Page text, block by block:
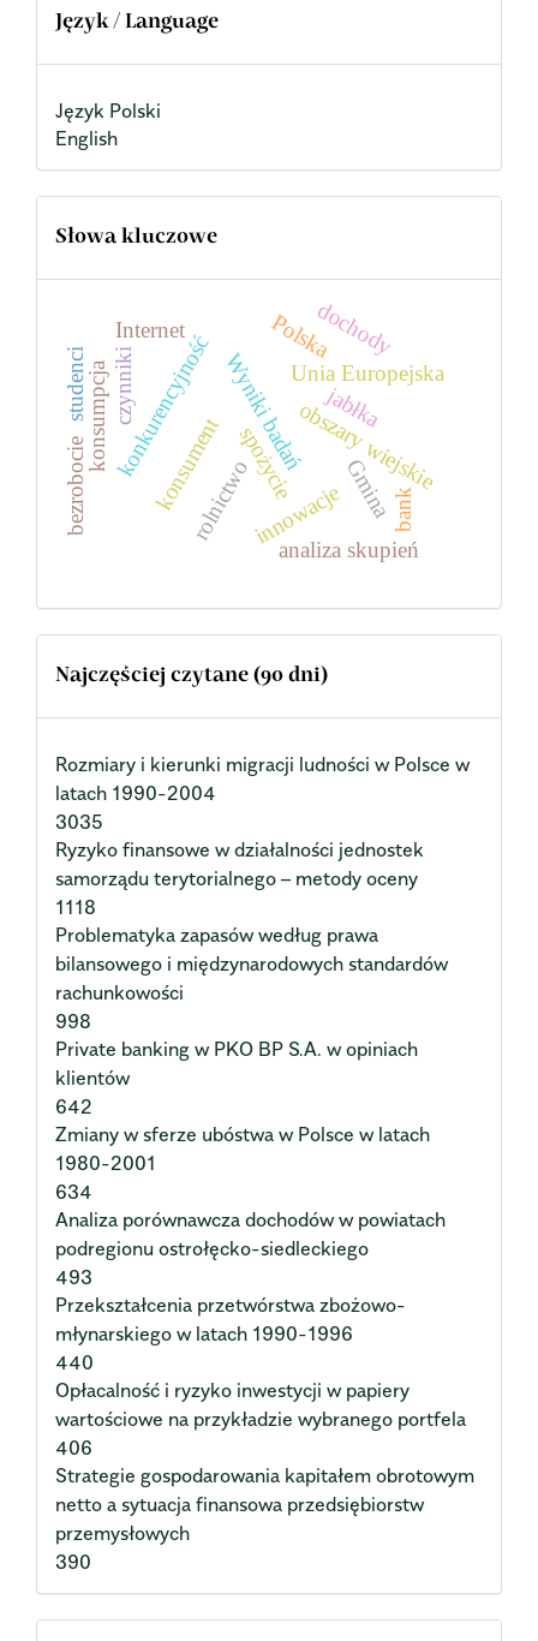
Język / Language
Język Polski
English
Słowa kluczowe
konsumentWyniki badań
konkurencyjność
innowacje
obszary wiejskie
spożycie
Unia Europejska
rolnictwo
Polska
konsumpcja
Gmina
czynniki
Internet
jabłka
dochody
analiza skupień
bezrobocie bank
studenci
Najczęściej czytane (90 dni)
Rozmiary i kierunki migracji ludności w Polsce w
latach 1990-2004
3035
Ryzyko finansowe w działalności jednostek
samorządu terytorialnego – metody oceny
1118
Problematyka zapasów według prawa
bilansowego i międzynarodowych standardów
rachunkowości
998
Private banking w PKO BP S.A. w opiniach
klientów
642
Zmiany w sferze ubóstwa w Polsce w latach
1980-2001
634
Analiza porównawcza dochodów w powiatach
podregionu ostrołęcko-siedleckiego
493
Przekształcenia przetwórstwa zbożowo-
młynarskiego w latach 1990-1996
440
Opłacalność i ryzyko inwestycji w papiery
wartościowe na przykładzie wybranego portfela
406
Strategie gospodarowania kapitałem obrotowym
netto a sytuacja finansowa przedsiębiorstw
przemysłowych
390